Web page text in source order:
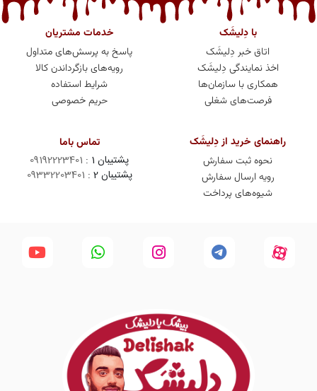
با دِلیشَک
اتاق خبر دِلیشَک
اخذ نمایندگی دِلیشَک
همکاری با سازمان‌ها
فرصت‌های شغلی
خدمات مشتریان
پاسخ به پرسش‌های متداول
رویه‌های بازگرداندن کالا
شرایط استفاده
حریم خصوصی
راهنمای خرید از دِلیشَک
نحوه ثبت سفارش
رویه ارسال سفارش
شیوه‌های پرداخت
تماس باما
پشتیبان 1 :
09192223401
پشتیبان 2 :
09332203401